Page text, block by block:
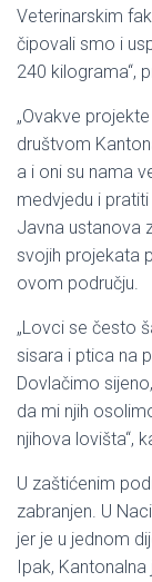
Veterinarskim
čipovali smo i
240 kilograma“,
„Ovakve
društvom
a i oni su nama
medvjedu i
Javna ustanova
svojih projekata
ovom području.
„Lovci se često
sisara i ptica na
Dovlačimo
da mi njih
njihova lovišta“,
U zaštićenim
zabranjen. U
jer je u jednom
Ipak,